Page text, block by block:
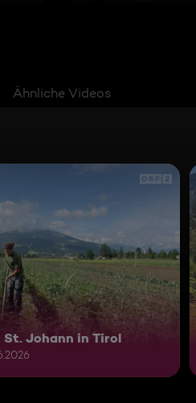
Ähnliche Videos
St. Johann in Tirol